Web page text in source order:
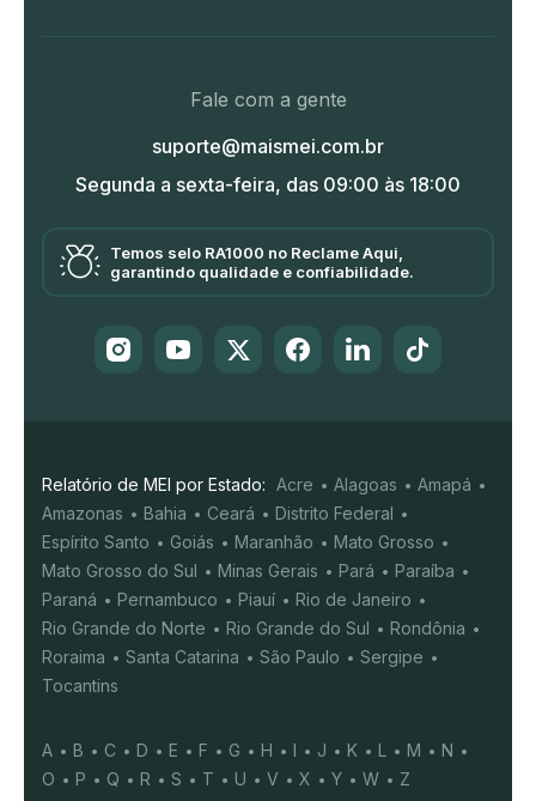
Fale com a gente
suporte@maismei.com.br
Segunda a sexta-feira, das 09:00 às 18:00
Temos selo RA1000 no Reclame Aqui,
garantindo qualidade e confiabilidade.
Relatório de MEI por Estado: Acre Alagoas
Amapá
Amazonas
Bahia Ceará
Distrito Federal
Espírito Santo
Goiás Maranhão
Mato Grosso
Mato Grosso do Sul
Minas Gerais Pará
Paraíba
Paraná
Pernambuco Piauí
Rio de Janeiro
Rio Grande do Norte
Rio Grande do Sul
Rondônia
Roraima
Santa Catarina São Paulo
Sergipe
Tocantins
A B C D E F G H I J K L M
N
O
P Q R S T U V X Y W Z